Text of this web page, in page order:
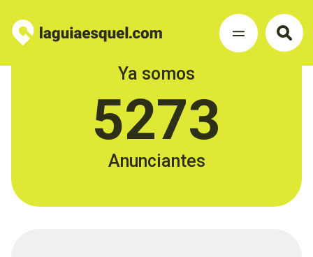
Ya somos
5273
Anunciantes